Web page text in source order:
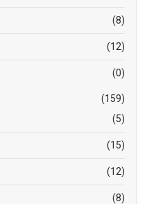
(8)
(12)
(0)
(159)
(5)
(15)
(12)
(8)